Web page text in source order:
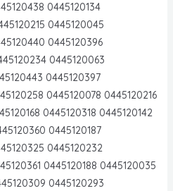
0445120134
0445120045
0445120396
0445120063
0445120397
0445120078 0445120216
0445120318 0445120142
0445120187
0445120232
0445120188 0445120035
0445120293